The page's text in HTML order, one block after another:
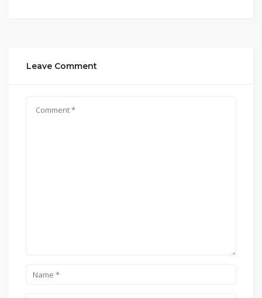
Leave Comment